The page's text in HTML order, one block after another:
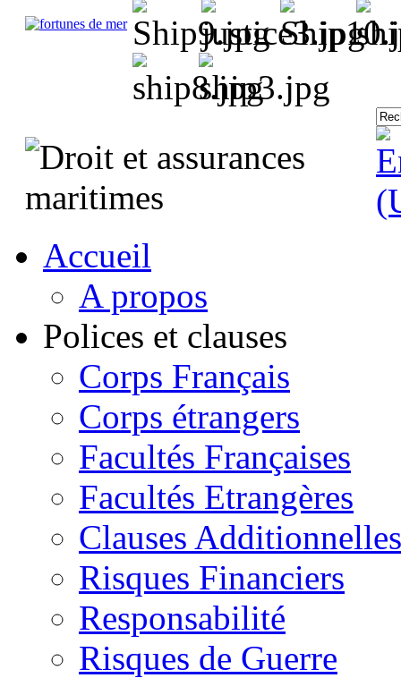
Accueil
A propos
Polices et clauses
Corps Français
Corps étrangers
Facultés Françaises
Facultés Etrangères
Clauses Additionnelles
Risques Financiers
Responsabilité
Risques de Guerre